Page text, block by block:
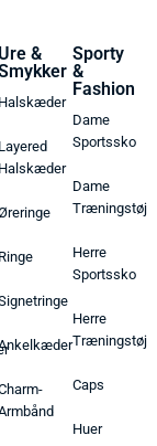
Ure &
Halskæder
Layered
Halskæder
Ringe
Sporty
&
Fashion
Dame
Sportssko
Dame
Træningstøj
Herre
Sportssko
Herre
Træningstøj
Caps
Huer